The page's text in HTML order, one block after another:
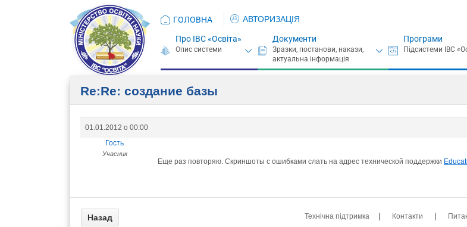
ГОЛОВНА АВТОРИЗАЦІЯ
Про ІВС «Освіта» Документи Програми
Re:Re: создание базы
01.01.2012 о 00:00
Гость
Учасник
Еще раз повторяю. Скриншоты с ошибками слать на адрес технической поддержки
Технічна підтримка | Контакти |